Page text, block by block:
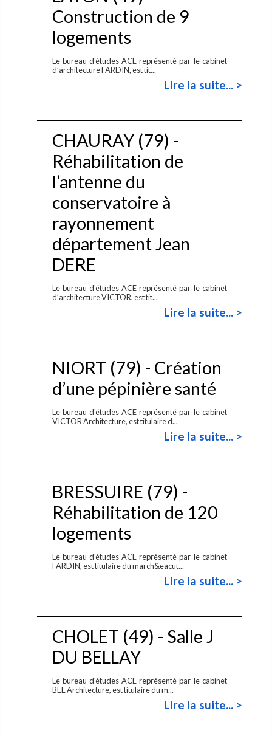
Construction de 9
logements
Le bureau d'études ACE représenté par le cabinet
d’architecture FARDIN, est tit...
Lire la suite... >
CHAURAY (79) -
Réhabilitation de
l’antenne du
conservatoire à
rayonnement
département Jean
DERE
Le bureau d'études ACE représenté par le cabinet
d’architecture VICTOR, est tit...
Lire la suite... >
NIORT (79) - Création
d’une pépinière santé
Le bureau d'études ACE représenté par le cabinet
VICTOR Architecture, est titulaire d...
Lire la suite... >
BRESSUIRE (79) -
Réhabilitation de 120
logements
Le bureau d'études ACE représenté par le cabinet
FARDIN, est titulaire du march&eacut...
Lire la suite... >
CHOLET (49) - Salle J
DU BELLAY
Le bureau d'études ACE représenté par le cabinet
BEE Architecture, est titulaire du m...
Lire la suite... >